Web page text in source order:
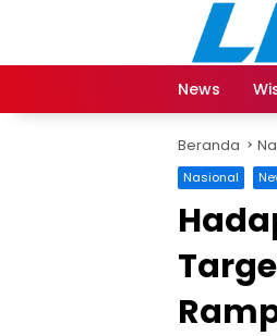
News
Beranda
Nasional